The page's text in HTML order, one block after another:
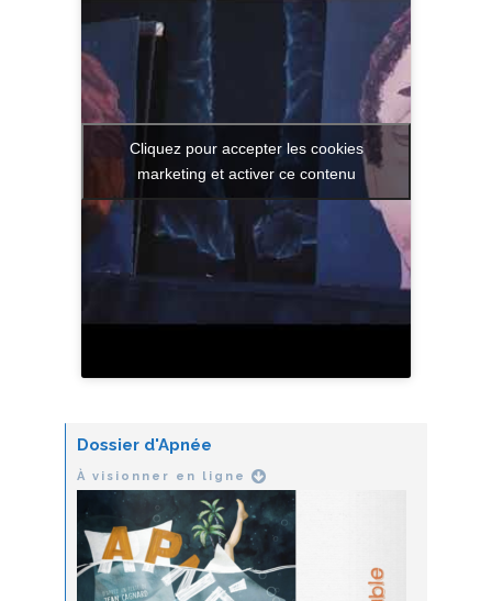
Cliquez pour accepter les cookies
marketing et activer ce contenu
Dossier d'Apnée
À visionner en ligne